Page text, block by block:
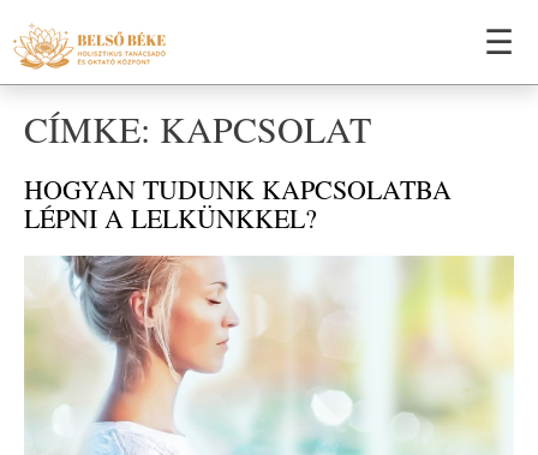
☰
CÍMKE: KAPCSOLAT
HOGYAN TUDUNK KAPCSOLATBA
LÉPNI A LELKÜNKKEL?